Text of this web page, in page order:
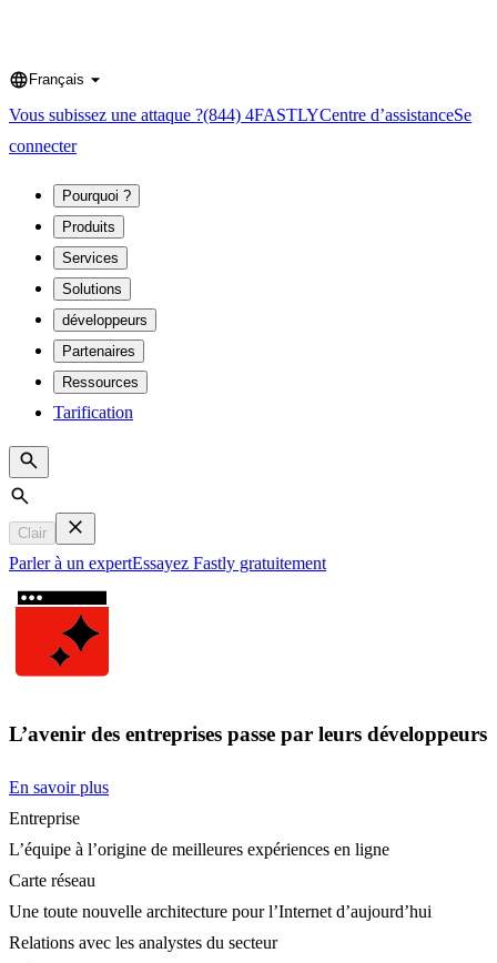
Language
Français
Vous subissez une attaque ?(844) 4FASTLYCentre d’assistanceSe
connecter
Pourquoi ?
Produits
Services
Solutions
développeurs
Partenaires
Ressources
Tarification
Search
Clair
Parler à un expertEssayez Fastly gratuitement
L’avenir des entreprises passe par leurs développeurs
En savoir plus
Entreprise
L’équipe à l’origine de meilleures expériences en ligne
Carte réseau
Une toute nouvelle architecture pour l’Internet d’aujourd’hui
Relations avec les analystes du secteur